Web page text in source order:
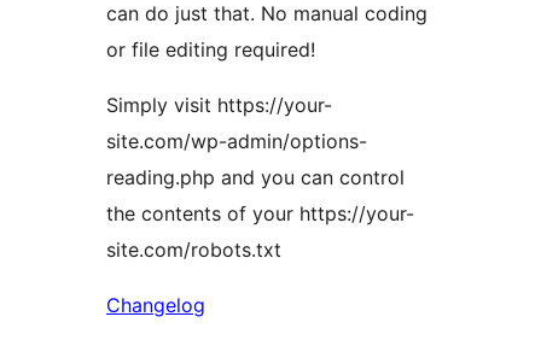
can do just that. No manual coding
or file editing required!
Simply visit https://your-
site.com/wp-admin/options-
reading.php and you can control
the contents of your https://your-
site.com/robots.txt
Changelog